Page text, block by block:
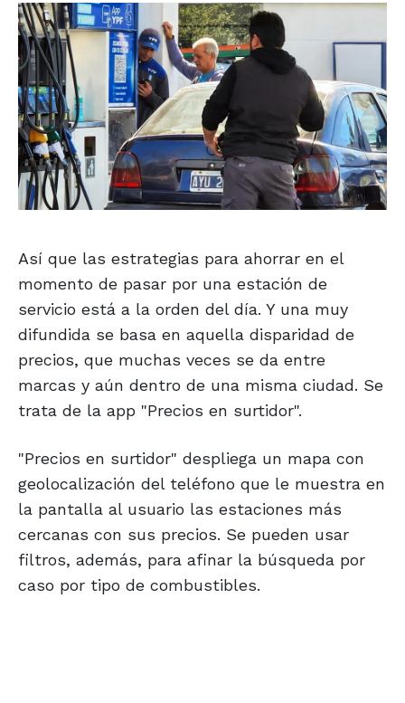
Así que las estrategias para ahorrar en el
momento de pasar por una estación de
servicio está a la orden del día. Y una muy
difundida se basa en aquella disparidad de
precios, que muchas veces se da entre
marcas y aún dentro de una misma ciudad. Se
trata de la app "Precios en surtidor".
"Precios en surtidor" despliega un mapa con
geolocalización del teléfono que le muestra en
la pantalla al usuario las estaciones más
cercanas con sus precios. Se pueden usar
filtros, además, para afinar la búsqueda por
caso por tipo de combustibles.